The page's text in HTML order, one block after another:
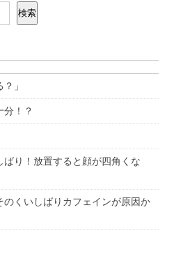
検索
」
分！？
り！放置すると顔が四角くな
くいしばりカフェインが原因か